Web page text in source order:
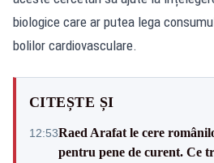
biologice care ar putea lega
bolilor cardiovasculare.
CITEȘTE ȘI
12:53Raed Arafat le cere
pentru pene de curent. Ce